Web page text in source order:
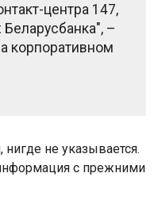
центра 147,
Беларусбанка", –
корпоративном
не указывается.
с прежними